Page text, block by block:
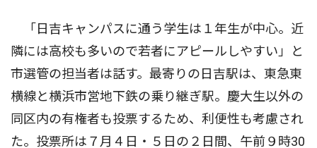
「日吉キャンパスに通う学生は１年生が中心。近
隣には高校も多いので若者にアピールしやすい」と
市選管の担当者は話す。最寄りの日吉駅は、東急東
横線と横浜市営地下鉄の乗り継ぎ駅。慶大生以外の
同区内の有権者も投票するため、利便性も考慮され
た。投票所は７月４日・５日の２日間、午前９時30